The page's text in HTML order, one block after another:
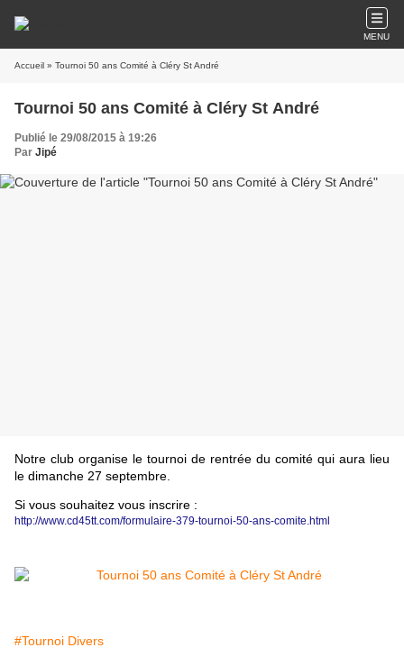
MENU
Accueil » Tournoi 50 ans Comité à Cléry St André
Tournoi 50 ans Comité à Cléry St André
Publié le 29/08/2015 à 19:26
Par Jipé
Notre club organise le tournoi de rentrée du comité qui aura lieu
le dimanche 27 septembre.
Si vous souhaitez vous inscrire :
http://www.cd45tt.com/formulaire-379-tournoi-50-ans-comite.html
#Tournoi Divers